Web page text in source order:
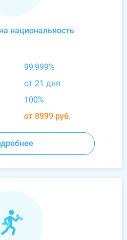
национальность
99,999%
от 21 дня
100%
от 8999 руб.